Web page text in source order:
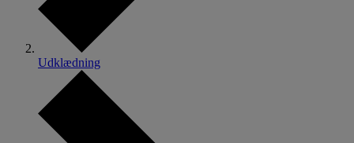
Udklædning